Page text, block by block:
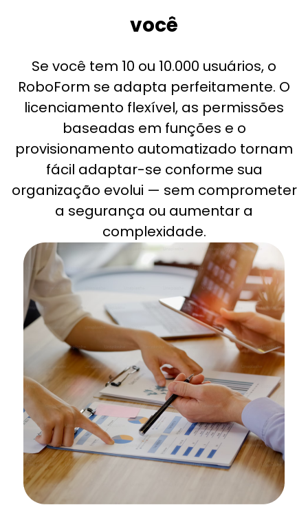
você
Se você tem 10 ou 10.000 usuários, o
RoboForm se adapta perfeitamente. O
licenciamento flexível, as permissões
baseadas em funções e o
provisionamento automatizado tornam
fácil adaptar-se conforme sua
organização evolui — sem comprometer
a segurança ou aumentar a
complexidade.